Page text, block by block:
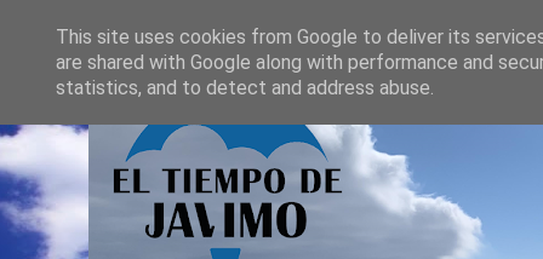
This site uses cookies from Google to deliver its
are shared with Google along with performance and
statistics, and to detect and address abuse.